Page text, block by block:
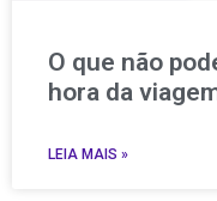
O que não
hora da
LEIA MAIS »